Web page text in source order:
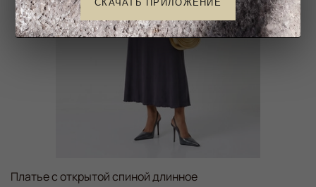
Платье с открытой спиной длинное
СКАЧАТЬ ПРИЛОЖЕНИЕ